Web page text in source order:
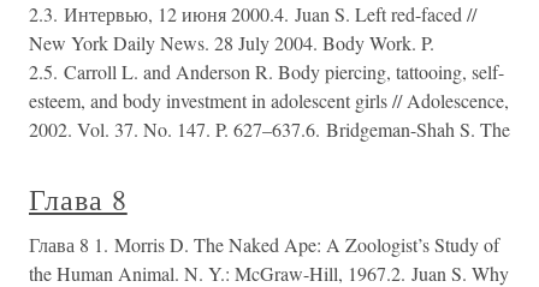
2.3. Интервью, 12 июня 2000.4. Juan S. Left red-faced //
New York Daily News. 28 July 2004. Body Work. P.
2.5. Carroll L. and Anderson R. Body piercing, tattooing, self-
esteem, and body investment in adolescent girls // Adolescence,
2002. Vol. 37. No. 147. P. 627–637.6. Bridgeman-Shah S. The
Глава 8
Глава 8 1. Morris D. The Naked Ape: A Zoologist’s Study of
the Human Animal. N. Y.: McGraw-Hill, 1967.2. Juan S. Why